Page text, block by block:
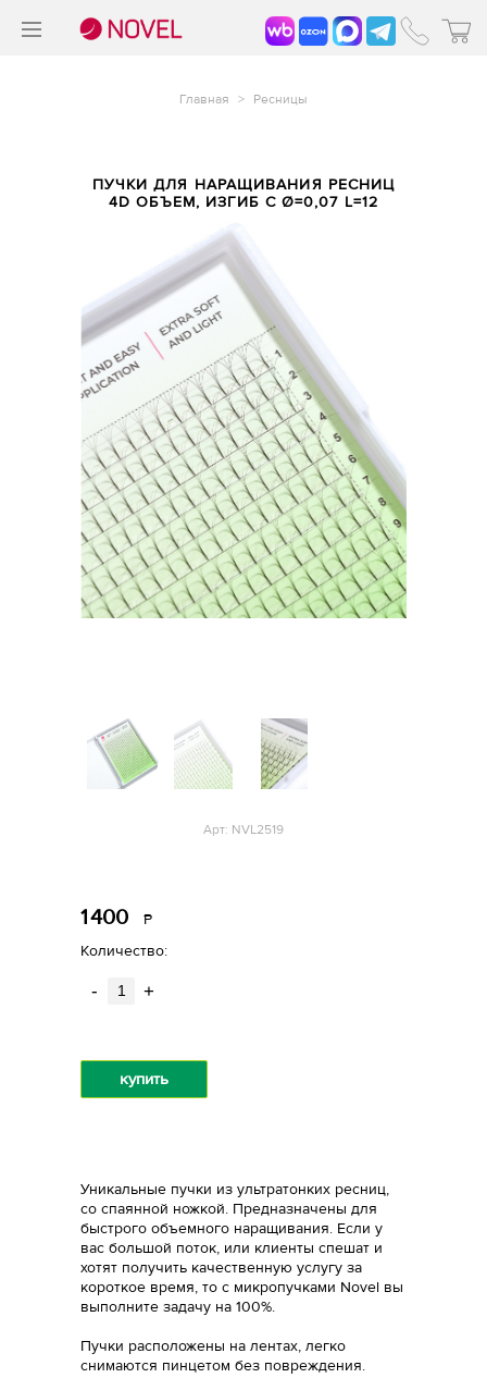
Главная > Ресницы
ПУЧКИ ДЛЯ НАРАЩИВАНИЯ РЕСНИЦ
4D ОБЪЕМ, ИЗГИБ С Ø=0,07 L=12
Арт: NVL2519
1400 Р
Количество:
- +
купить
Уникальные пучки из ультратонких ресниц,
со спаянной ножкой. Предназначены для
быстрого объемного наращивания. Если у
вас большой поток, или клиенты спешат и
хотят получить качественную услугу за
короткое время, то c микропучками Novel вы
выполните задачу на 100%.
Пучки расположены на лентах, легко
снимаются пинцетом без повреждения.